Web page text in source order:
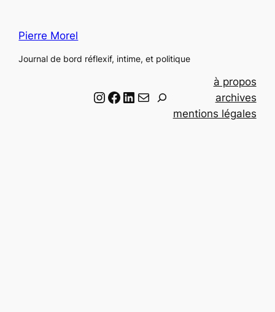
Pierre Morel
Journal de bord réflexif, intime, et politique
Instagram Facebook LinkedIn Email
à propos
archives
mentions légales